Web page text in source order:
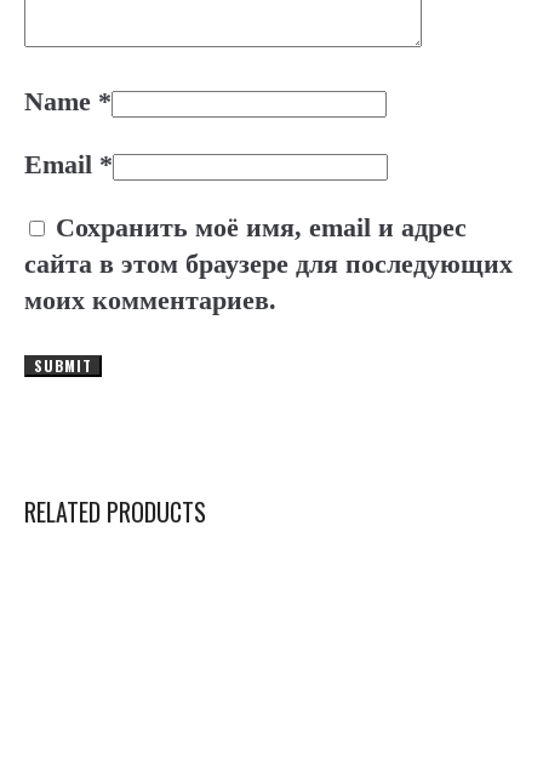
Name *
Email *
Сохранить моё имя, email и адрес
сайта в этом браузере для последующих
моих комментариев.
RELATED PRODUCTS